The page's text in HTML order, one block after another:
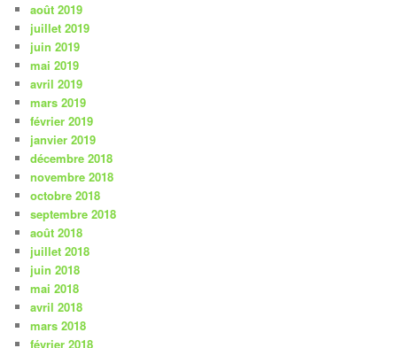
août 2019
juillet 2019
juin 2019
mai 2019
avril 2019
mars 2019
février 2019
janvier 2019
décembre 2018
novembre 2018
octobre 2018
septembre 2018
août 2018
juillet 2018
juin 2018
mai 2018
avril 2018
mars 2018
février 2018